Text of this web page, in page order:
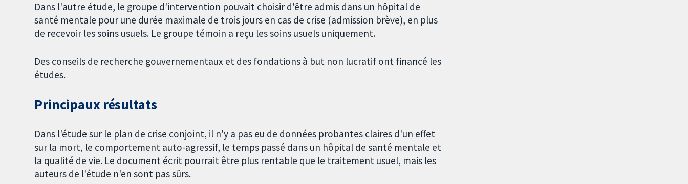
Dans l'autre étude, le groupe d'intervention pouvait choisir d'être admis dans un hôpital de
santé mentale pour une durée maximale de trois jours en cas de crise (admission brève), en plus
de recevoir les soins usuels. Le groupe témoin a reçu les soins usuels uniquement.
Des conseils de recherche gouvernementaux et des fondations à but non lucratif ont financé les
études.
Principaux résultats
Dans l'étude sur le plan de crise conjoint, il n'y a pas eu de données probantes claires d'un effet
sur la mort, le comportement auto-agressif, le temps passé dans un hôpital de santé mentale et
la qualité de vie. Le document écrit pourrait être plus rentable que le traitement usuel, mais les
auteurs de l'étude n'en sont pas sûrs.